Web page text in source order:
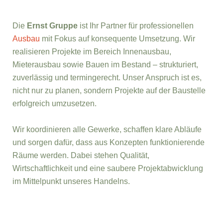
Die Ernst Gruppe ist Ihr Partner für professionellen
Ausbau mit Fokus auf konsequente Umsetzung. Wir
realisieren Projekte im Bereich Innenausbau,
Mieterausbau sowie Bauen im Bestand – strukturiert,
zuverlässig und termingerecht. Unser Anspruch ist es,
nicht nur zu planen, sondern Projekte auf der Baustelle
erfolgreich umzusetzen.
Wir koordinieren alle Gewerke, schaffen klare Abläufe
und sorgen dafür, dass aus Konzepten funktionierende
Räume werden. Dabei stehen Qualität,
Wirtschaftlichkeit und eine saubere Projektabwicklung
im Mittelpunkt unseres Handelns.